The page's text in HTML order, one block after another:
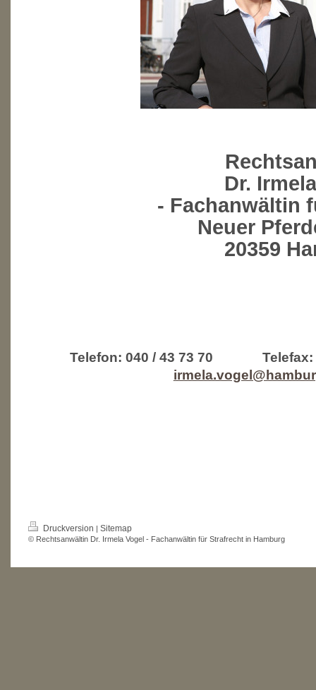
Dr. Irmela
- Fachanwältin für
Neuer
20359
Telefon: 040 / 43 73 70
Druckversion | Sitemap
© Rechtsanwältin Dr. Irmela Vogel - Fachanwältin für Strafrecht in Hamburg